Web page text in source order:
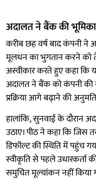
अदालत ने बैंक की
करीब छह वर्ष बाद कंपनी ने
मूलधन का भुगतान करने को
अस्वीकार करते हुए कहा कि
अदालत ने बैंक को कंपनी की
प्रक्रिया आगे बढ़ाने की
हालांकि, सुनवाई के दौरान
उठाए। पीठ ने कहा कि जिस
डिफॉल्ट की स्थिति में पहुंच
स्वीकृति से पहले उधारकर्ता
समुचित मूल्यांकन नहीं किया